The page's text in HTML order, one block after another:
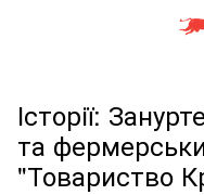
Історії:
та
"Товариство